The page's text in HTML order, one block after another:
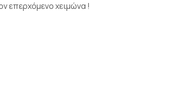
επερχόμενο χειμώνα !